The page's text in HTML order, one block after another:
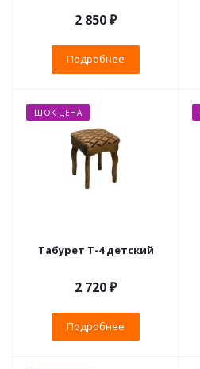
2 850 ₽
Подробнее
ШОК ЦЕНА
Табурет Т-4 детский
2 720 ₽
Подробнее